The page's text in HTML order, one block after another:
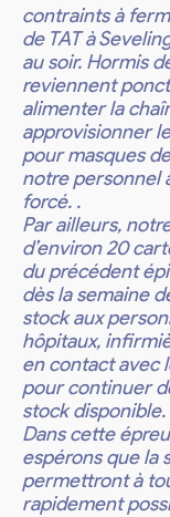
contraints à
de TAT à
au soir. Hormis
reviennent
alimenter la
approvisionner
pour masques
notre personnel
forcé. .
Par ailleurs,
d’environ 20
du précédent
dès la semaine
stock aux
hôpitaux,
en contact avec
pour continuer
stock disponible.
Dans cette
espérons que la
permettront à
rapidement